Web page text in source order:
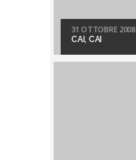
31 OTTOBRE 2008
CAI, CAI